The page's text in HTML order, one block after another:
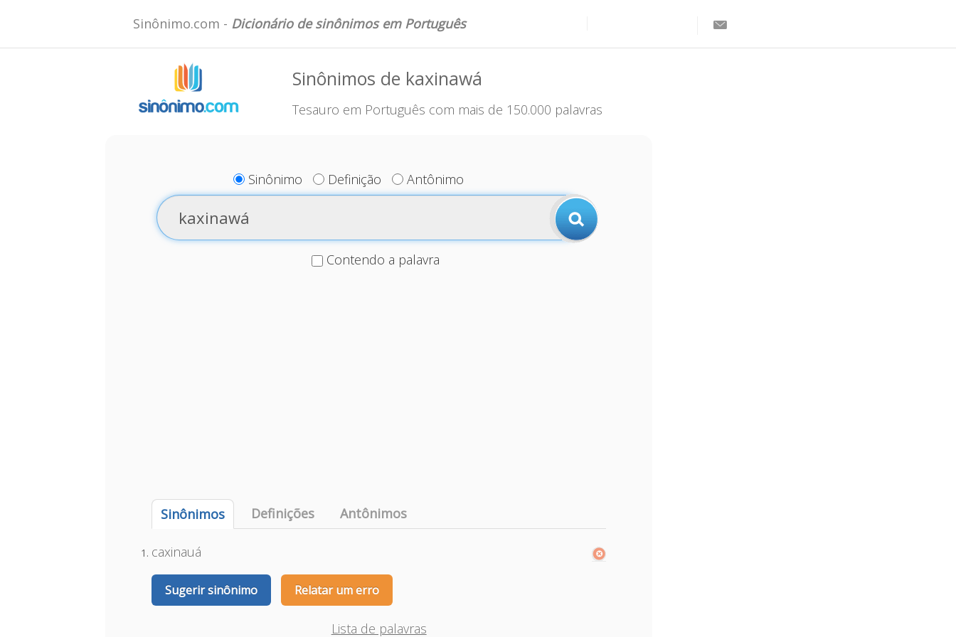
Sinônimo.com - Dicionário de sinônimos em Português
Sinônimos de kaxinawá
Tesauro em Português com mais de 150.000 palavras
Sinônimo Definição Antônimo
Contendo a palavra
Sinônimos Definições Antônimos
caxinauá
Sugerir sinônimo Relatar um erro
Lista de palavras